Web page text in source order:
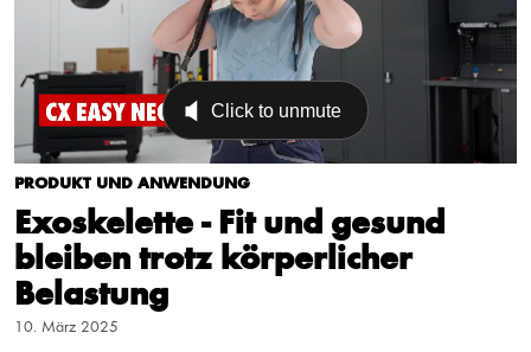
PRODUKT UND ANWENDUNG
Exoskelette - Fit und gesund
bleiben trotz körperlicher
Belastung
10. März 2025